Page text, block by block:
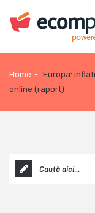
Home - Europa:
online (raport)